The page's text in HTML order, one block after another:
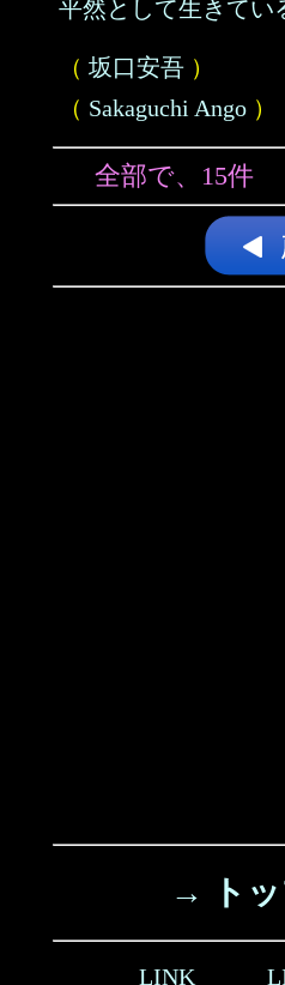
平然として生きてい
（ 坂口安吾 ）
（ Sakaguchi Ango ）
全部で、15件
→ トッ
LINK